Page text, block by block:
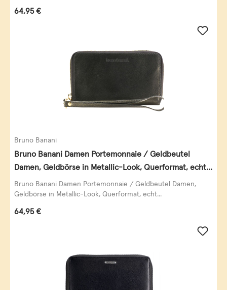
Regulärer Preis:
64,95 €
Bruno Banani
Bruno Banani Damen Portemonnaie / Geldbeutel
Damen, Geldbörse in Metallic-Look, Querformat, echt
Leder, schwarz-gold
Bruno Banani Damen Portemonnaie / Geldbeutel Damen,
Geldbörse in Metallic-Look, Querformat, echt...
Regulärer Preis:
64,95 €